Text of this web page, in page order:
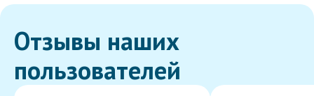
Отзывы наших
пользователей